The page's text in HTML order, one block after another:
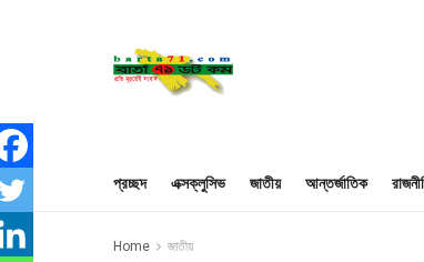
প্রচ্ছদ এক্সক্লুসিভ জাতীয় আন্তর্জাতিক
Home জাতীয়